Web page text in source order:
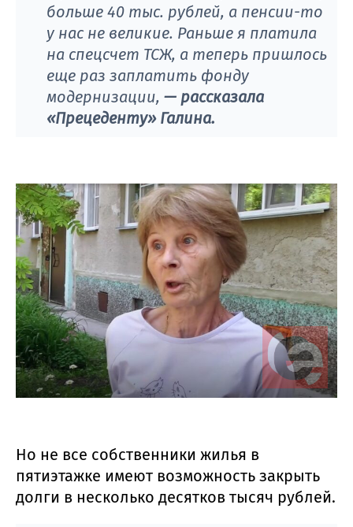
больше 40 тыс. рублей, а пенсии-то
у нас не великие. Раньше я платила
на спецсчет ТСЖ, а теперь пришлось
еще раз заплатить фонду
модернизации, — рассказала
«Прецеденту» Галина.
Но не все собственники жилья в
пятиэтажке имеют возможность закрыть
долги в несколько десятков тысяч рублей.